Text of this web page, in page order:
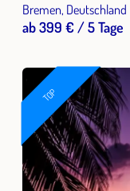
Bremen, Deutschland
ab 399 € / 5 Tage
TOP